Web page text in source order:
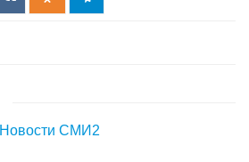
Новости СМИ2